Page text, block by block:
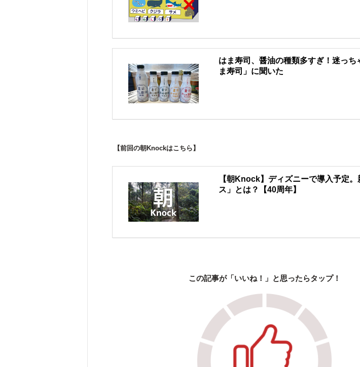
はま寿司、醤油の種類多すぎ！迷っち
ま寿司」に聞いた
【前回の朝Knockはこちら】
【朝Knock】ディズニーで導入予定。
ス」とは？【40周年】
この記事が「いいね！」と思ったらタップ！